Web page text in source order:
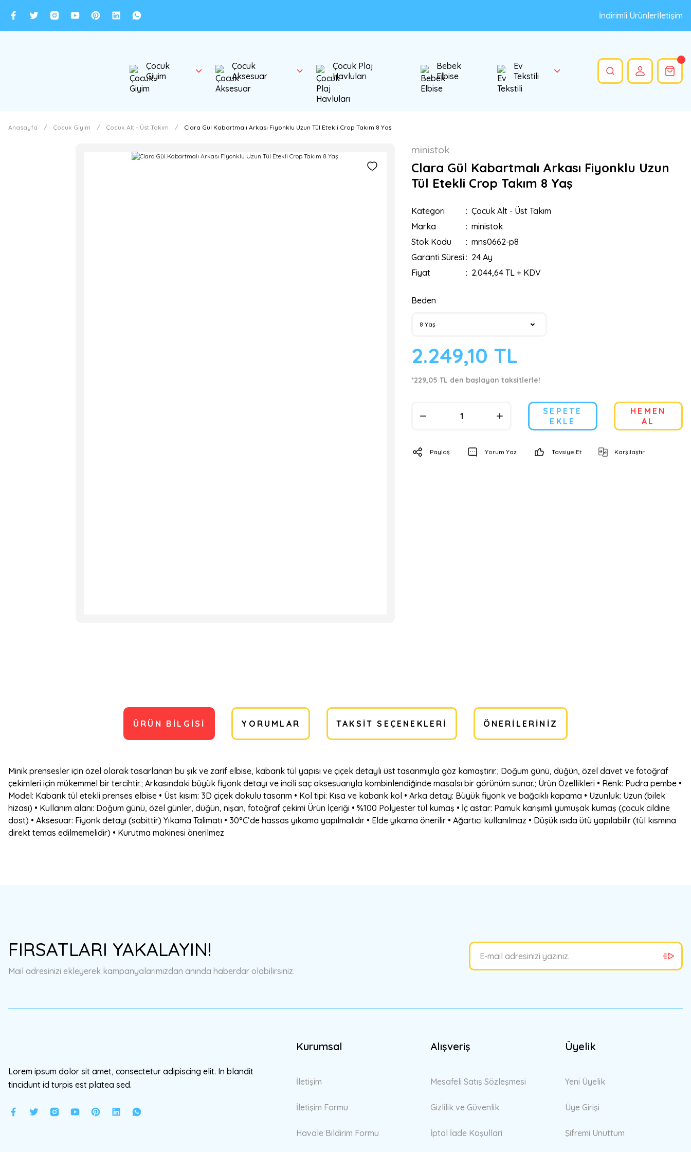
İndirimli Ürünlerİletişim
Çocuk
Giyim
Çocuk
Aksesuar
Çocuk Plaj
Havluları
Bebek
Elbise
Ev
Tekstili
Anasayfa Çocuk Giyim Çocuk Alt - Üst Takım Clara Gül Kabartmalı Arkası Fiyonklu Uzun Tül Etekli Crop Takım 8 Yaş
ministok
Clara Gül Kabartmalı Arkası Fiyonklu Uzun
Tül Etekli Crop Takım 8 Yaş
Kategori
Çocuk Alt - Üst Takım
Marka
ministok
Stok Kodu
mns0662-p8
Garanti Süresi
24 Ay
Fiyat
2.044,64 TL + KDV
Beden
2.249,10 TL
*229,05 TL den başlayan taksitlerle!
SEPETE
EKLE
HEMEN
AL
Paylaş Yorum Yaz Tavsiye Et Karşılaştır
ÜRÜN BILGISI YORUMLAR TAKSIT SEÇENEKLERI ÖNERILERINIZ
Minik prensesler için özel olarak tasarlanan bu şık ve zarif elbise, kabarık tül yapısı ve çiçek detaylı üst tasarımıyla göz kamaştırır.; Doğum günü, düğün, özel davet ve fotoğraf
çekimleri için mükemmel bir tercihtir.; Arkasındaki büyük fiyonk detayı ve incili saç aksesuarıyla kombinlendiğinde masalsı bir görünüm sunar.; Ürün Özellikleri • Renk: Pudra pembe •
Model: Kabarık tül etekli prenses elbise • Üst kısım: 3D çiçek dokulu tasarım • Kol tipi: Kısa ve kabarık kol • Arka detay: Büyük fiyonk ve bağcıklı kapama • Uzunluk: Uzun (bilek
hizası) • Kullanım alanı: Doğum günü, özel günler, düğün, nişan, fotoğraf çekimi Ürün İçeriği • %100 Polyester tül kumaş • İç astar: Pamuk karışımlı yumuşak kumaş (çocuk cildine
dost) • Aksesuar: Fiyonk detayı (sabittir) Yıkama Talimatı • 30°C’de hassas yıkama yapılmalıdır • Elde yıkama önerilir • Ağartıcı kullanılmaz • Düşük ısıda ütü yapılabilir (tül kısmına
direkt temas edilmemelidir) • Kurutma makinesi önerilmez
Ürün açıklamasında eksik bilgiler bulunuyor.
Ürün fiyatı diğer sitelerden daha pahalı.
FIRSATLARI YAKALAYIN!
Mail adresinizi ekleyerek kampanyalarımızdan anında haberdar olabilirsiniz.
Lorem ipsum dolor sit amet, consectetur adipiscing elit. In blandit
tincidunt id turpis est platea sed.
Kurumsal
İletişim
İletişim Formu
Havale Bildirim Formu
Alışveriş
Mesafeli Satış Sözleşmesi
Gizlilik ve Güvenlik
İptal İade Koşullari
Üyelik
Yeni Üyelik
Üye Girişi
Şifremi Unuttum